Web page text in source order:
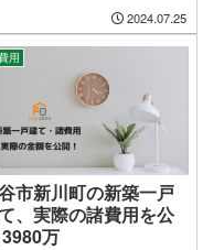
2024.07.25
用
市新川町の新築一戸
、実際の諸費用を公
万